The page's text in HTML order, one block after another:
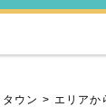
ウン エリアか